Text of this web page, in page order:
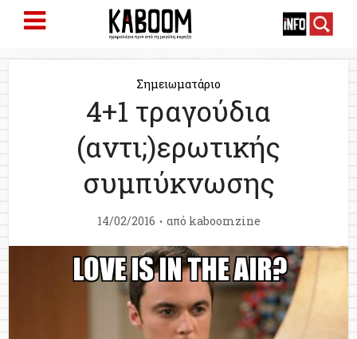
Σημειωματάριο
4+1 τραγούδια
(αντι;)ερωτικής
συμπύκνωσης
14/02/2016 από kaboomzine